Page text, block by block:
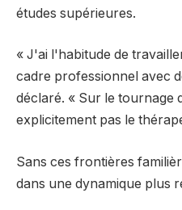
études supérieures.
« J'ai l'habitude de
cadre professionnel avec
déclaré. « Sur le tournage
explicitement pas le
Sans ces frontières
dans une dynamique plus